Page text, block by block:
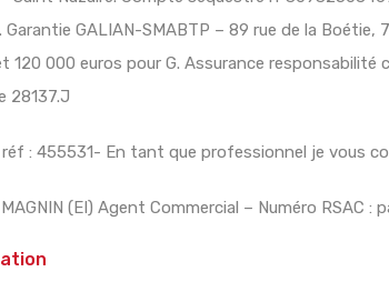
Garantie GALIAN-SMABTP – 89 rue de la
120 000 euros pour G. Assurance responsabilité
28137.J
: 455531- En tant que professionnel je vous
(EI) Agent Commercial – Numéro RSAC :